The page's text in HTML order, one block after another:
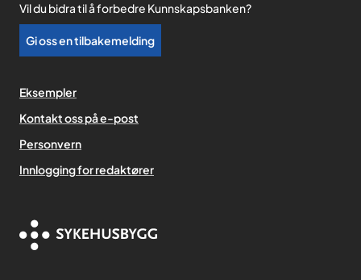
Vil du bidra til å forbedre Kunnskapsbanken?
Gi oss en tilbakemelding
Eksempler
Kontakt oss på e-post
Personvern
Innlogging for redaktører